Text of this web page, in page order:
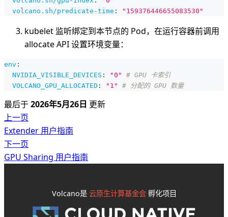
volcano.sh/predicate-time : "159376446655083530"
kubelet 监听绑定到本节点的 Pod，在运行容器前调用
allocate API 设置环境变量：
env :
NVIDIA_VISIBLE_DEVICES : "0"
# GPU 卡索引
VOLCANO_GPU_ALLOCATED : "1" # 分配的 GPU 数量
最后于2026年5月26日 更新
上一页
Extender 用户指南
下一页
GPU Sharing 用户指南
Volcano是 云原生计算基金会孵化项目